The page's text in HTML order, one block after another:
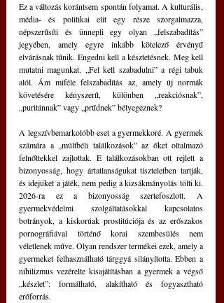
Ez a változás korántsem spontán folyamat. A kulturális,
média- és politikai elit egy része szorgalmazza,
népszerűsíti és ünnepli egy olyan „felszabadítás”
jegyében, amely egyre inkább kötelező érvényű
elvárásnak tűnik. Engedni kell a késztetésnek. Meg kell
mutatni magunkat. „Fel kell szabadulni” a régi tabuk
alól. Ám miféle felszabadítás az, amely új normák
követésére kényszerít, különben „reakciósnak”,
„puritánnak” vagy „prűdnek” bélyegeznek?
A legszívbemarkolóbb eset a gyermekkoré. A gyermek
számára a „múltbéli találkozások” az őket oltalmazó
felnőttekkel zajlottak. E találkozásokban ott rejlett a
bizonyosság, hogy ártatlanságukat tiszteletben tartják,
és idejüket a játék, nem pedig a kizsákmányolás tölti ki.
2026-ra ez a bizonyosság szertefoszlott. A
gyermekvédelmi szolgáltatásokkal kapcsolatos
botrányok, a kiskorúak prostitúciója és az erőszakos
pornográfiával történő korai szembesülés nem
véletlenek műve. Olyan rendszer termékei ezek, amely a
gyermeket felhasználható tárggyá silányította. Ebben a
nihilizmus vezérelte kisajátításban a gyermek a végső
„készlet”: formálható, alakítható és fogyasztható
erőforrás.